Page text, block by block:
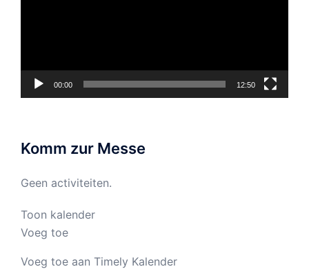
00:00 12:50
Komm zur Messe
Geen activiteiten.
Toon kalender
Voeg toe
Voeg toe aan Timely Kalender